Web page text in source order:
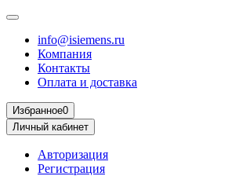
info@isiemens.ru
Компания
Контакты
Оплата и доставка
Избранное0
Личный кабинет
Авторизация
Регистрация